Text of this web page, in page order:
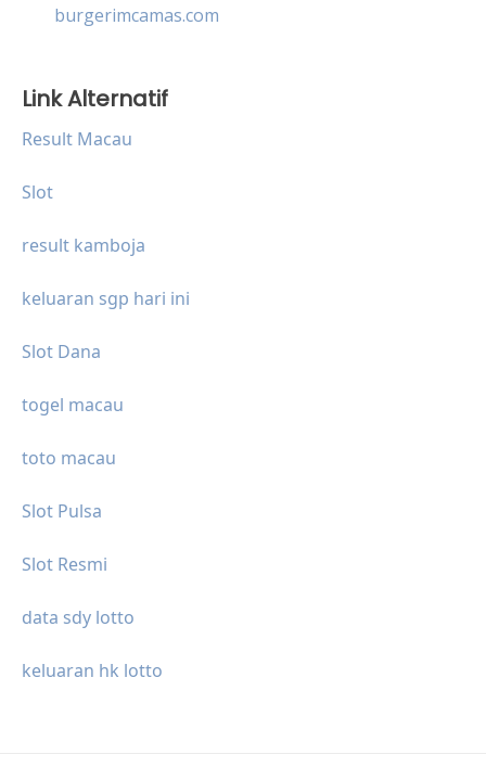
burgerimcamas.com
Link Alternatif
Result Macau
Slot
result kamboja
keluaran sgp hari ini
Slot Dana
togel macau
toto macau
Slot Pulsa
Slot Resmi
data sdy lotto
keluaran hk lotto